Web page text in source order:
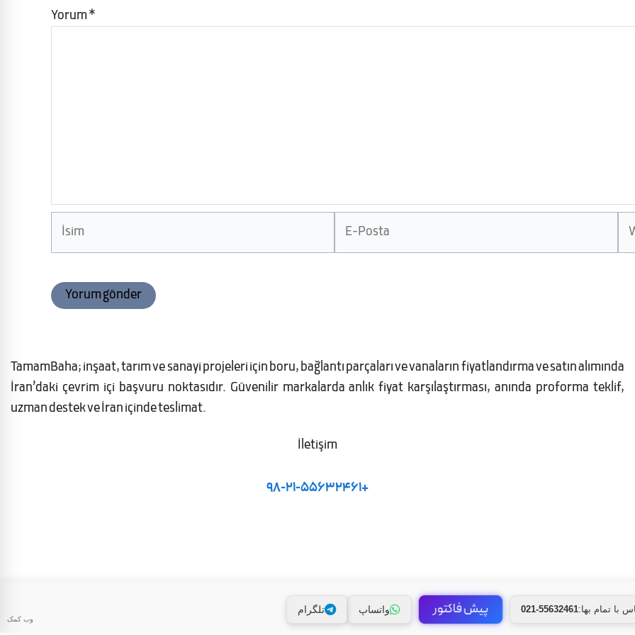
Yorum*
İsim
E-
Posta
TamamBaha; inşaat, tarım ve sanayi projeleri için boru, bağlantı parçaları ve vanaların fiyatlandırma ve satın alımında
İran’daki çevrim içi başvuru noktasıdır. Güvenilir markalarda anlık fiyat karşılaştırması, anında proforma teklif,
uzman destek ve İran içinde teslimat.
İletişim
98-21-55632461+
با تمام بها:021-55632461 پیش فاکتور واتساپ تلگرام
وب کمک